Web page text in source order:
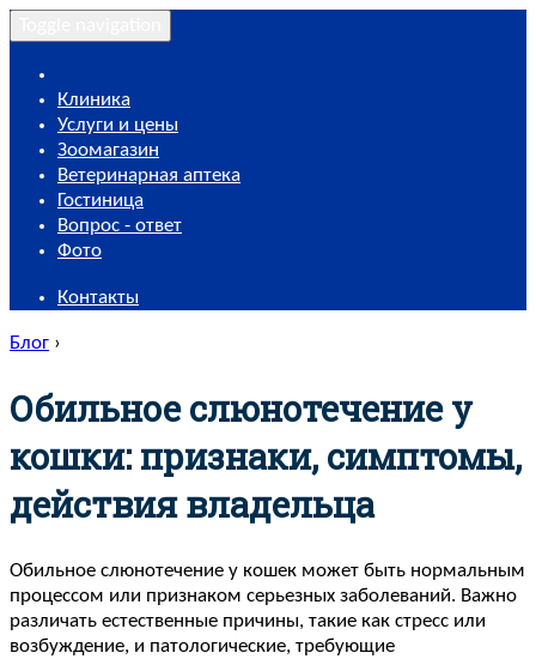
Клиника
Услуги и цены
Зоомагазин
Ветеринарная аптека
Гостиница
Вопрос - ответ
Фото
Контакты
Блог ›
Обильное слюнотечение у
кошки: признаки, симптомы,
действия владельца
Обильное слюнотечение у кошек может быть нормальным
процессом или признаком серьезных заболеваний. Важно
различать естественные причины, такие как стресс или
возбуждение, и патологические, требующие